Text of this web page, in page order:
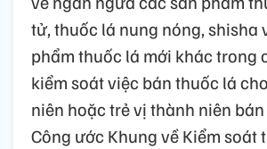
tử, thuốc lá nung nóng, shisha
phẩm thuốc lá mới khác trong
kiểm soát việc bán thuốc lá
niên hoặc trẻ vị thành niên
Công ước Khung về Kiểm soát